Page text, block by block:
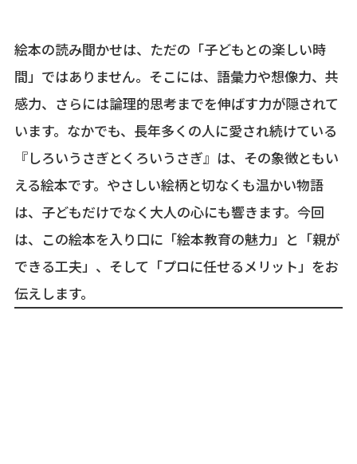
絵本の読み聞かせは、ただの「子どもとの楽しい時
間」ではありません。そこには、語彙力や想像力、共
感力、さらには論理的思考までを伸ばす力が隠されて
います。なかでも、長年多くの人に愛され続けている
『しろいうさぎとくろいうさぎ』は、その象徴ともい
える絵本です。やさしい絵柄と切なくも温かい物語
は、子どもだけでなく大人の心にも響きます。今回
は、この絵本を入り口に「絵本教育の魅力」と「親が
できる工夫」、そして「プロに任せるメリット」をお
伝えします。